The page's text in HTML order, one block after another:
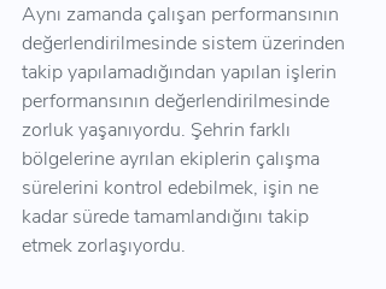
Aynı zamanda çalışan performansının
değerlendirilmesinde sistem üzerinden
takip yapılamadığından yapılan işlerin
performansının değerlendirilmesinde
zorluk yaşanıyordu. Şehrin farklı
bölgelerine ayrılan ekiplerin çalışma
sürelerini kontrol edebilmek, işin ne
kadar sürede tamamlandığını takip
etmek zorlaşıyordu.